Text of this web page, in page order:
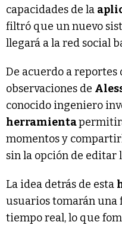
capacidades de la
filtró que un nuevo
llegará a la red social
De acuerdo a reportes
observaciones de
conocido ingeniero
herramienta
momentos y
sin la opción de editar
La idea detrás de esta
usuarios tomarán una
tiempo real, lo que